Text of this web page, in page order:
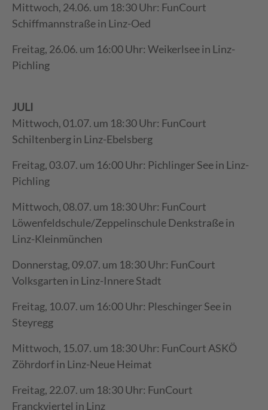
Mittwoch, 24.06. um 18:30 Uhr: FunCourt
Schiffmannstraße in Linz-Oed
Freitag, 26.06. um 16:00 Uhr: Weikerlsee in Linz-
Pichling
JULI
Mittwoch, 01.07. um 18:30 Uhr: FunCourt
Schiltenberg in Linz-Ebelsberg
Freitag, 03.07. um 16:00 Uhr: Pichlinger See in Linz-
Pichling
Mittwoch, 08.07. um 18:30 Uhr: FunCourt
Löwenfeldschule/Zeppelinschule Denkstraße in
Linz-Kleinmünchen
Donnerstag, 09.07. um 18:30 Uhr: FunCourt
Volksgarten in Linz-Innere Stadt
Freitag, 10.07. um 16:00 Uhr: Pleschinger See in
Steyregg
Mittwoch, 15.07. um 18:30 Uhr: FunCourt ASKÖ
Zöhrdorf in Linz-Neue Heimat
Freitag, 22.07. um 18:30 Uhr: FunCourt
Franckviertel in Linz